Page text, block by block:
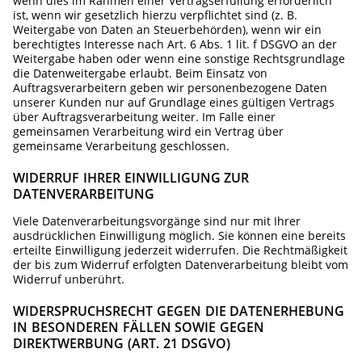
ist, wenn wir gesetzlich hierzu verpflichtet sind (z. B.
Weitergabe von Daten an Steuerbehörden), wenn wir ein
berechtigtes Interesse nach Art. 6 Abs. 1 lit. f DSGVO an der
Weitergabe haben oder wenn eine sonstige Rechtsgrundlage
die Datenweitergabe erlaubt. Beim Einsatz von
Auftragsverarbeitern geben wir personenbezogene Daten
unserer Kunden nur auf Grundlage eines gültigen Vertrags
über Auftragsverarbeitung weiter. Im Falle einer
gemeinsamen Verarbeitung wird ein Vertrag über
gemeinsame Verarbeitung geschlossen.
WIDERRUF IHRER EINWILLIGUNG ZUR
DATENVERARBEITUNG
Viele Datenverarbeitungsvorgänge sind nur mit Ihrer
ausdrücklichen Einwilligung möglich. Sie können eine bereits
erteilte Einwilligung jederzeit widerrufen. Die Rechtmäßigkeit
der bis zum Widerruf erfolgten Datenverarbeitung bleibt vom
Widerruf unberührt.
WIDERSPRUCHSRECHT GEGEN DIE DATENERHEBUNG
IN BESONDEREN FÄLLEN SOWIE GEGEN
DIREKTWERBUNG (ART. 21 DSGVO)